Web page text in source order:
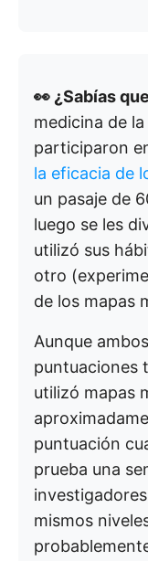
👀 ¿Sabías que
medicina de
participaron
la eficacia de
un pasaje de
luego se les
utilizó sus
otro
de los mapas
Aunque
puntuaciones
utilizó mapas
puntuación
prueba una
mismos